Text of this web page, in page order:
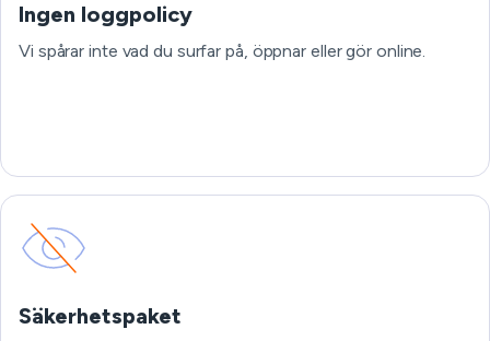
Ingen loggpolicy
Vi spårar inte vad du surfar på, öppnar eller gör online.
Säkerhetspaket